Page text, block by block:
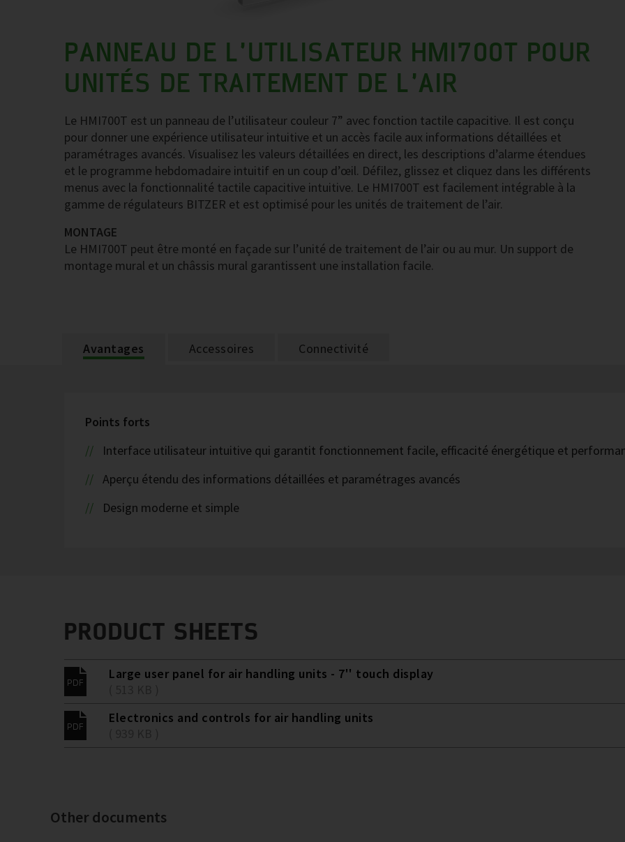
PANNEAU DE L’UTILISATEUR HMI700T POUR
UNITÉS DE TRAITEMENT DE L’AIR
Le HMI700T est un panneau de l’utilisateur couleur 7” avec fonction tactile capacitive. Il est conçu
pour donner une expérience utilisateur intuitive et un accès facile aux informations détaillées et
paramétrages avancés. Visualisez les valeurs détaillées en direct, les descriptions d’alarme étendues
et le programme hebdomadaire intuitif en un coup d’œil. Défilez, glissez et cliquez dans les différents
menus avec la fonctionnalité tactile capacitive intuitive. Le HMI700T est facilement intégrable à la
gamme de régulateurs BITZER et est optimisé pour les unités de traitement de l’air.
MONTAGE
Le HMI700T peut être monté en façade sur l’unité de traitement de l’air ou au mur. Un support de
montage mural et un châssis mural garantissent une installation facile.
Avantages Accessoires Connectivité
Points forts
Interface utilisateur intuitive qui garantit fonctionnement facile, efficacité énergétique et
Aperçu étendu des informations détaillées et paramétrages avancés
Design moderne et simple
PRODUCT SHEETS
Large user panel for air handling units - 7'' touch display
Electronics and controls for air handling units
Other documents